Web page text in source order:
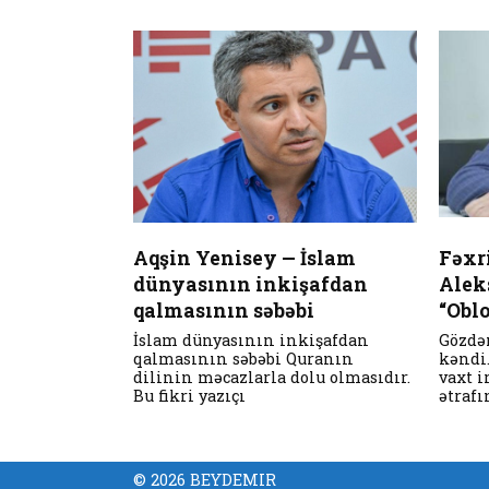
Aqşin Yenisey — İslam
dünyasının inkişafdan
qalmasının səbəbi
İslam dünyasının inkişafdan
qalmasının səbəbi Quranın
dilinin məcazlarla dolu olmasıdır.
Bu fikri yazıçı
vaxt
© 2026 BEYDEMIR